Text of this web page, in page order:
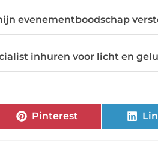
evenementboodschap
inhuren voor licht en
Pinterest